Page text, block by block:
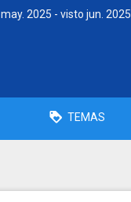
may. 2025 - visto jun. 2025
TEMAS